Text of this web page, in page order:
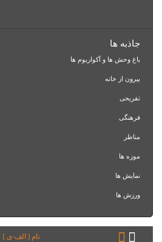
جاذبه ها
باغ وحش ها و آکواریوم ها
بیرون از خانه
تفریحی
فرهنگی
مناظر
موزه ها
نمایش ها
ورزش ها
نام ( الف-ی )